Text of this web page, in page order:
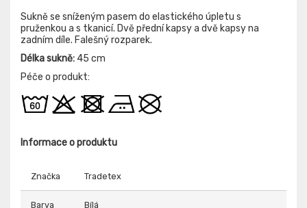
Sukně se sníženým pasem do elastického úpletu s
pruženkou a s tkanicí. Dvě přední kapsy a dvě kapsy na
zadním díle. Falešný rozparek.
Délka sukně: 45 cm
Péče o produkt:
Informace o produktu
Značka Tradetex
Barva Bílá